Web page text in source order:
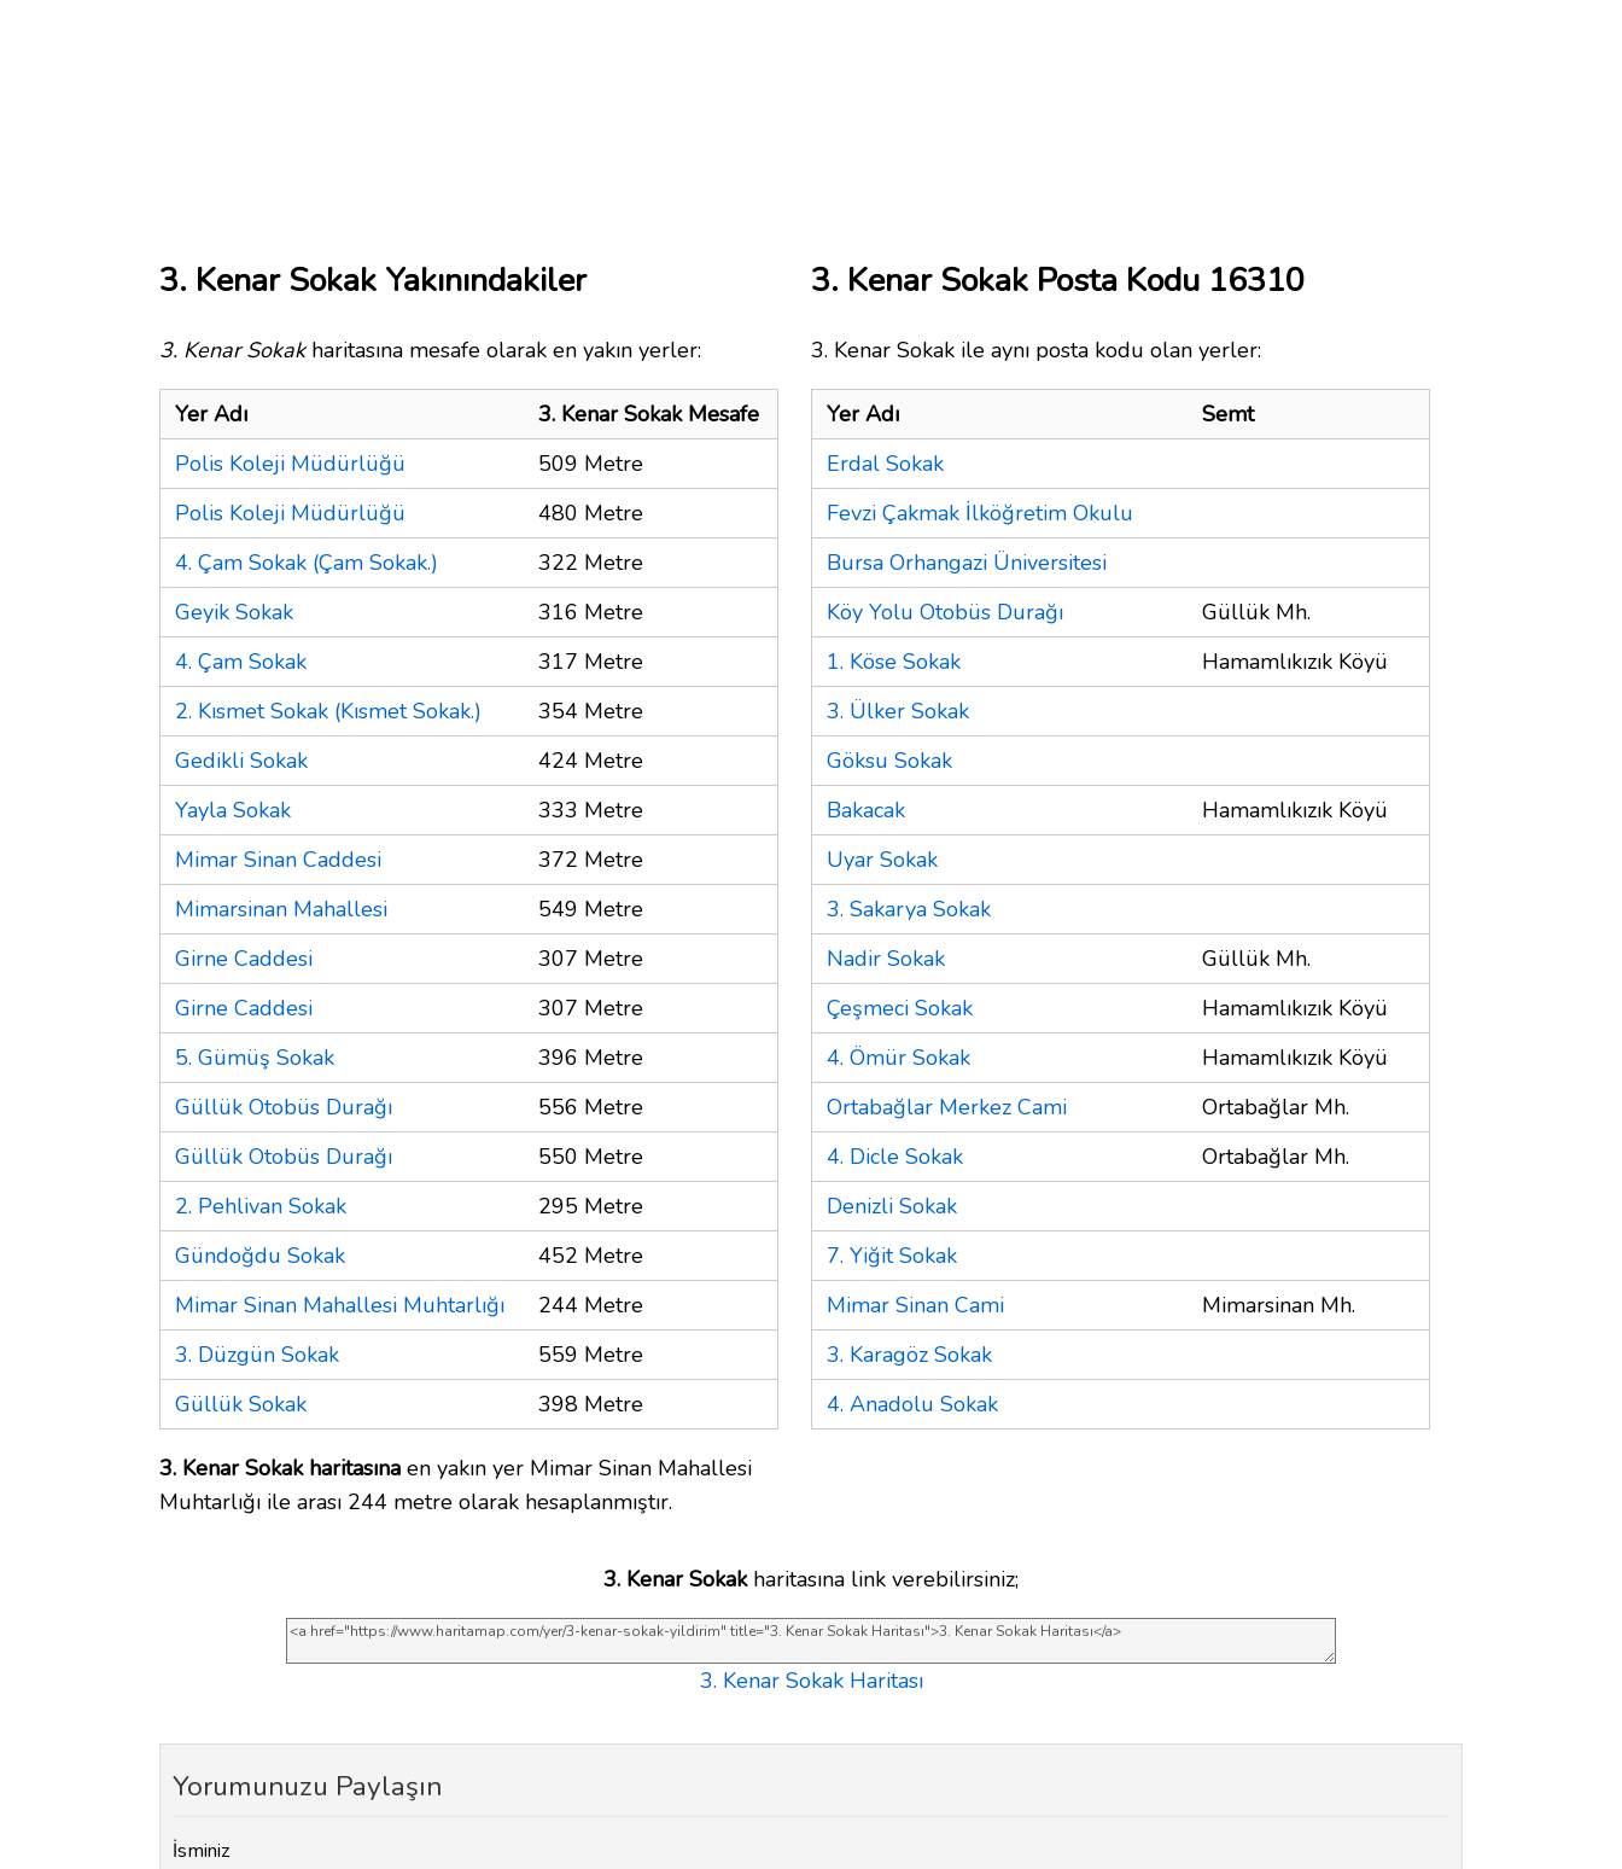
3. Kenar Sokak Yakınındakiler
3. Kenar Sokakharitasına mesafe olarak en yakın yerler:
Yer Adı
3. Kenar Sokak Mesafe
Polis Koleji Müdürlüğü
509 Metre
Polis Koleji Müdürlüğü
480 Metre
4. Çam Sokak (Çam Sokak.)
322 Metre
Geyik Sokak
316 Metre
4. Çam Sokak
317 Metre
2. Kısmet Sokak (Kısmet Sokak.)
354 Metre
Gedikli Sokak
424 Metre
Yayla Sokak
333 Metre
Mimar Sinan Caddesi
372 Metre
Mimarsinan Mahallesi
549 Metre
Girne Caddesi
307 Metre
Girne Caddesi
307 Metre
5. Gümüş Sokak
396 Metre
Güllük Otobüs Durağı
556 Metre
Güllük Otobüs Durağı
550 Metre
2. Pehlivan Sokak
295 Metre
Gündoğdu Sokak
452 Metre
Mimar Sinan Mahallesi Muhtarlığı
244 Metre
3. Düzgün Sokak
559 Metre
Güllük Sokak
398 Metre
3. Kenar Sokak haritasına en yakın yer Mimar Sinan Mahallesi
Muhtarlığı ile arası 244 metre olarak hesaplanmıştır.
3. Kenar Sokak Posta Kodu 16310
3. Kenar Sokak ile aynı posta kodu olan yerler:
Yer Adı
Semt
Erdal Sokak
Fevzi Çakmak İlköğretim Okulu
Bursa Orhangazi Üniversitesi
Köy Yolu Otobüs Durağı
Güllük Mh.
1. Köse Sokak
Hamamlıkızık Köyü
3. Ülker Sokak
Göksu Sokak
Bakacak
Hamamlıkızık Köyü
Uyar Sokak
3. Sakarya Sokak
Nadir Sokak
Güllük Mh.
Çeşmeci Sokak
Hamamlıkızık Köyü
4. Ömür Sokak
Hamamlıkızık Köyü
Ortabağlar Merkez Cami
Ortabağlar Mh.
4. Dicle Sokak
Ortabağlar Mh.
Denizli Sokak
7. Yiğit Sokak
Mimar Sinan Cami
Mimarsinan Mh.
3. Karagöz Sokak
4. Anadolu Sokak
3. Kenar Sokakharitasına link verebilirsiniz;
3. Kenar Sokak Haritası
Yorumunuzu Paylaşın
İsminiz